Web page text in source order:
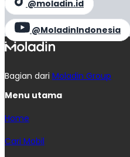
@moladin.id
@MoladinIndonesia
Bagian dari Moladin Group
Menu utama
Home
Cari Mobil